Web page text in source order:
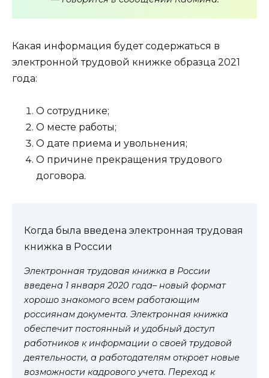
Какая информация будет содержаться в
электронной трудовой книжке образца 2021
года:
О сотруднике;
О месте работы;
О дате приема и увольнения;
О причине прекращения трудового
договора.
Когда была введена электронная трудовая
книжка в России
Электронная трудовая книжка в России
введена 1 января 2020 года– новый формат
хорошо знакомого всем работающим
россиянам документа. Электронная книжка
обеспечит постоянный и удобный доступ
работников к информации о своей трудовой
деятельности, а работодателям откроет новые
возможности кадрового учета. Переход к